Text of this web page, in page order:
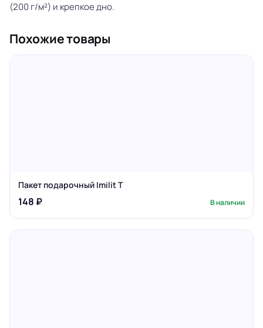
(200 г/м²) и крепкое дно.
Похожие товары
Пакет подарочный Imilit T
148 ₽ В наличии